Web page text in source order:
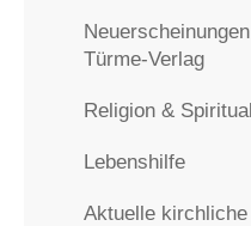
Türme-Verlag
Religion &
Lebenshilfe
Aktuelle kirchliche